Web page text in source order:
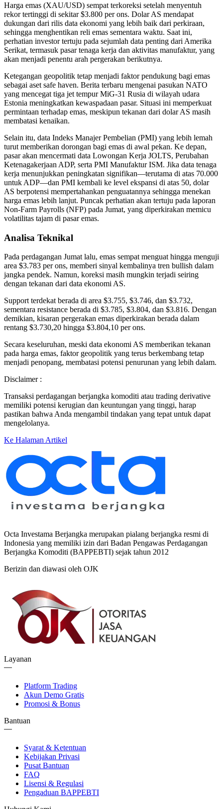
Harga emas (XAU/USD) sempat terkoreksi setelah menyentuh
rekor tertinggi di sekitar $3.800 per ons. Dolar AS mendapat
dukungan dari rilis data ekonomi yang lebih baik dari perkiraan,
sehingga menghentikan reli emas sementara waktu. Saat ini,
perhatian investor tertuju pada sejumlah data penting dari Amerika
Serikat, termasuk pasar tenaga kerja dan aktivitas manufaktur, yang
akan menjadi penentu arah pergerakan berikutnya.
Ketegangan geopolitik tetap menjadi faktor pendukung bagi emas
sebagai aset safe haven. Berita terbaru mengenai pasukan NATO
yang mencegat tiga jet tempur MiG-31 Rusia di wilayah udara
Estonia meningkatkan kewaspadaan pasar. Situasi ini memperkuat
permintaan terhadap emas, meskipun tekanan dari dolar AS masih
membatasi kenaikan.
Selain itu, data Indeks Manajer Pembelian (PMI) yang lebih lemah
turut memberikan dorongan bagi emas di awal pekan. Ke depan,
pasar akan mencermati data Lowongan Kerja JOLTS, Perubahan
Ketenagakerjaan ADP, serta PMI Manufaktur ISM. Jika data tenaga
kerja menunjukkan peningkatan signifikan—terutama di atas 70.000
untuk ADP—dan PMI kembali ke level ekspansi di atas 50, dolar
AS berpotensi mempertahankan penguatannya sehingga menekan
harga emas lebih lanjut. Puncak perhatian akan tertuju pada laporan
Non-Farm Payrolls (NFP) pada Jumat, yang diperkirakan memicu
volatilitas tajam di pasar emas.
Analisa Teknikal
Pada perdagangan Jumat lalu, emas sempat menguat hingga menguji
area $3.783 per ons, memberi sinyal kembalinya tren bullish dalam
jangka pendek. Namun, koreksi masih mungkin terjadi seiring
dengan tekanan dari data ekonomi AS.
Support terdekat berada di area $3.755, $3.746, dan $3.732,
sementara resistance berada di $3.785, $3.804, dan $3.816. Dengan
demikian, kisaran pergerakan emas diperkirakan berada dalam
rentang $3.730,20 hingga $3.804,10 per ons.
Secara keseluruhan, meski data ekonomi AS memberikan tekanan
pada harga emas, faktor geopolitik yang terus berkembang tetap
menjadi penopang, membatasi potensi penurunan yang lebih dalam.
Disclaimer :
Transaksi perdagangan berjangka komoditi atau trading derivative
memiliki potensi kerugian dan keuntungan yang tinggi, harap
pastikan bahwa Anda mengambil tindakan yang tepat untuk dapat
mengelolanya.
Ke Halaman Artikel
Octa Investama Berjangka merupakan pialang berjangka resmi di
Indonesia yang memiliki izin dari Badan Pengawas Perdagangan
Berjangka Komoditi (BAPPEBTI) sejak tahun 2012
Berizin dan diawasi oleh OJK
Layanan
Platform Trading
Akun Demo Gratis
Promosi & Bonus
Bantuan
Syarat & Ketentuan
Kebijakan Privasi
Pusat Bantuan
FAQ
Lisensi & Regulasi
Pengaduan BAPPEBTI